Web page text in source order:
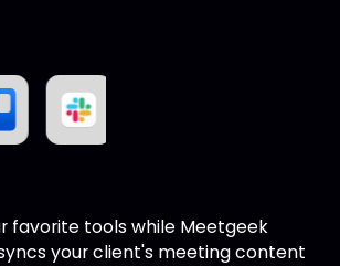
favorite tools while Meetgeek
your client's meeting content